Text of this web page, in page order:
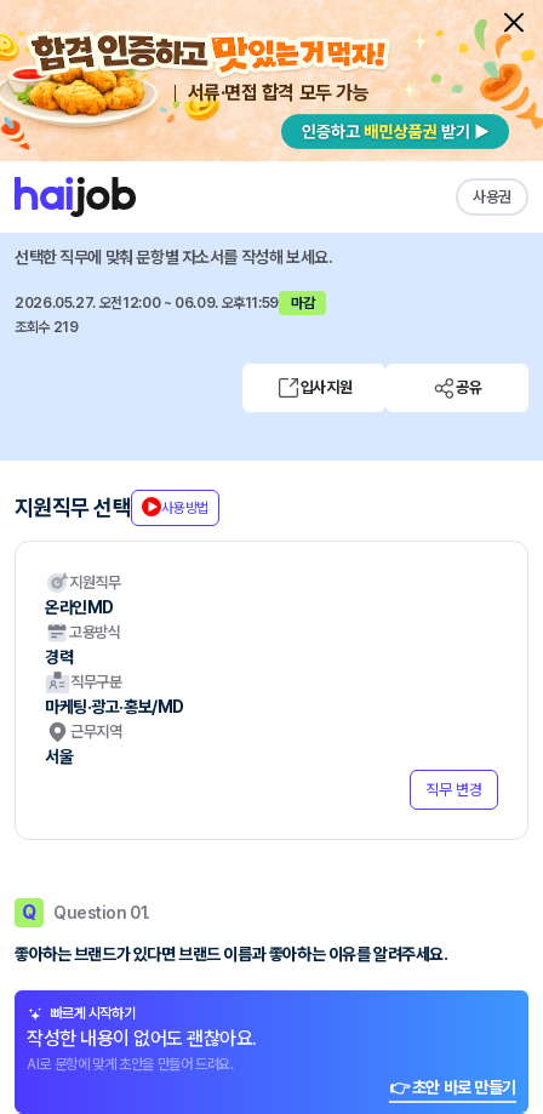
서류·면접 합격 모두 가능
사용권
채용공고 자소서 자유항목 자소서 내 작성목록
홍천엠앤티 즐겨찾기
각 부문 수시채용
선택한 직무에 맞춰 문항별 자소서를 작성해 보세요.
2026.05.27. 오전12:00 ~ 06.09. 오후11:59
마감
조회수 219
입사지원 공유
지원직무 선택 사용방법
지원직무
온라인MD
고용방식
경력
직무구분
마케팅·광고·홍보/MD
근무지역
서울
직무 변경
Q Question 01.
좋아하는 브랜드가 있다면 브랜드 이름과 좋아하는 이유를 알려주세요.
빠르게 시작하기
작성한 내용이 없어도 괜찮아요.
AI로 문항에 맞게 초안을 만들어 드려요.
👉 초안 바로 만들기